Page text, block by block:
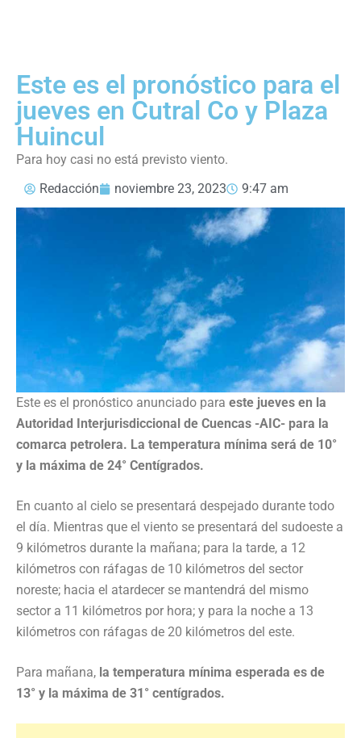
Este es el pronóstico para el
jueves en Cutral Co y Plaza
Huincul
Para hoy casi no está previsto viento.
Redacción
noviembre 23, 2023 9:47 am
Este es el pronóstico anunciado para este jueves en la
Autoridad Interjurisdiccional de Cuencas -AIC- para la
comarca petrolera. La temperatura mínima será de 10°
y la máxima de 24° Centígrados.
En cuanto al cielo se presentará despejado durante todo
el día. Mientras que el viento se presentará del sudoeste a
9 kilómetros durante la mañana; para la tarde, a 12
kilómetros con ráfagas de 10 kilómetros del sector
noreste; hacia el atardecer se mantendrá del mismo
sector a 11 kilómetros por hora; y para la noche a 13
kilómetros con ráfagas de 20 kilómetros del este.
Para mañana, la temperatura mínima esperada es de
13° y la máxima de 31° centígrados.